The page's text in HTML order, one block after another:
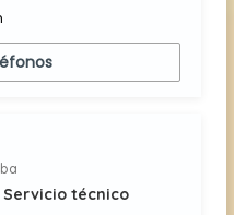
Servicio técnico